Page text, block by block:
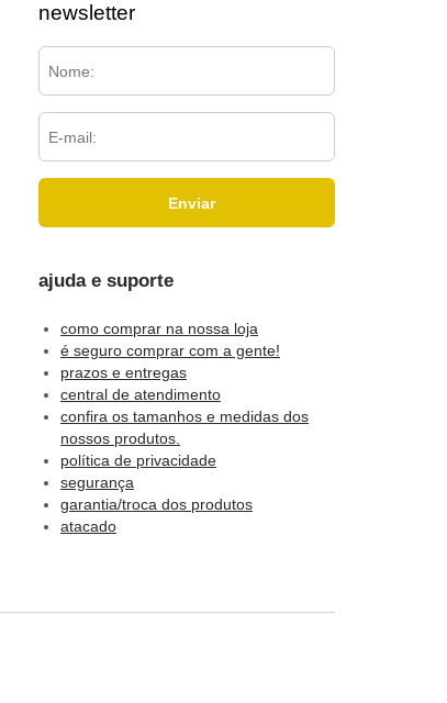
newsletter
ajuda e suporte
como comprar na nossa loja
é seguro comprar com a gente!
prazos e entregas
central de atendimento
confira os tamanhos e medidas dos
nossos produtos.
política de privacidade
segurança
garantia/troca dos produtos
atacado